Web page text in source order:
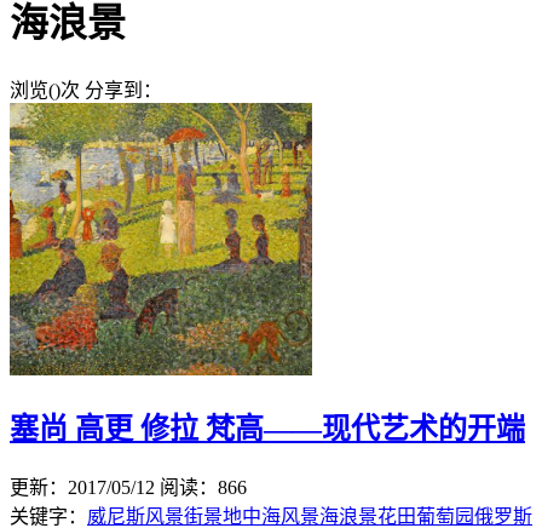
海浪景
浏览()次 分享到：
塞尚 高更 修拉 梵高——现代艺术的开端
更新：2017/05/12 阅读：866
关键字： 威尼斯风景街景地中海风景海浪景花田葡萄园俄罗斯